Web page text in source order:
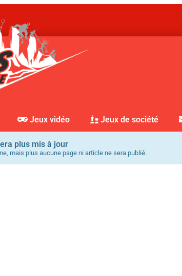
Jeux vidéo Jeux de société
plus mis à jour
mais plus aucune page ni article ne sera publié.